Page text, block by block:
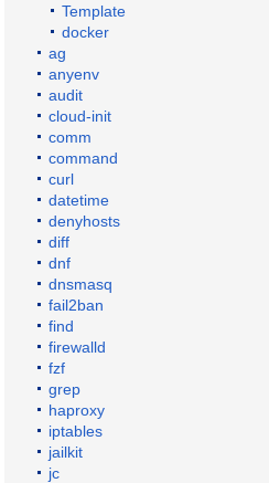
Template
docker
ag
anyenv
audit
cloud-init
comm
command
curl
datetime
denyhosts
diff
dnf
dnsmasq
fail2ban
find
firewalld
fzf
grep
haproxy
iptables
jailkit
jc